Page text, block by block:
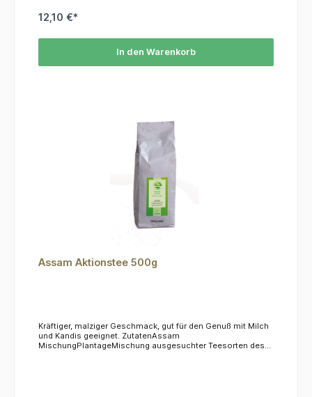
12,10 €*
In den Warenkorb
Assam Aktionstee 500g
Kräftiger, malziger Geschmack, gut für den Genuß mit Milch
und Kandis geeignet. ZutatenAssam
MischungPlantageMischung ausgesuchter Teesorten des